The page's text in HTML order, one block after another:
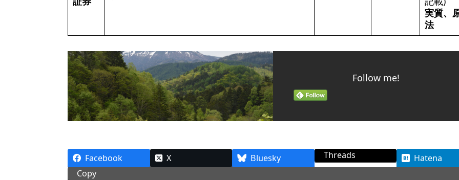
実質、
法
Follow me!
Facebook X Bluesky Threads
Hatena
Copy